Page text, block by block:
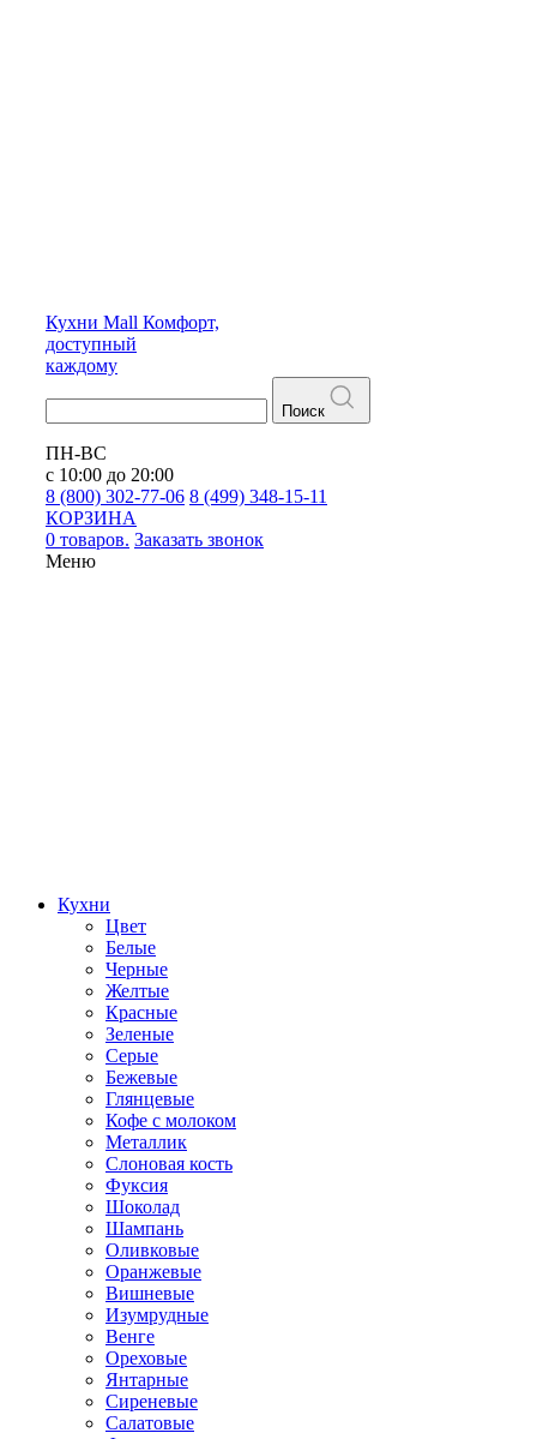
Кухни Mall Комфорт,
доступный
каждому
Поиск
ПН-ВС
с 10:00 до 20:00
8 (800) 302-77-06 8 (499) 348-15-11
КОРЗИНА
0 товаров. Заказать звонок
Меню
Кухни
Цвет
Белые
Черные
Желтые
Красные
Зеленые
Серые
Бежевые
Глянцевые
Кофе с молоком
Металлик
Слоновая кость
Фуксия
Шоколад
Шампань
Оливковые
Оранжевые
Вишневые
Изумрудные
Венге
Ореховые
Янтарные
Сиреневые
Салатовые